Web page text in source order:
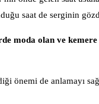
saat de serginin
moda olan ve
önemi de anlamayı